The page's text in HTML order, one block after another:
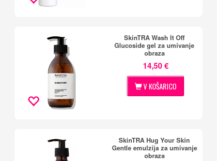
SkinTRA Wash It Off
Glucoside gel za umivanje
obraza
14,50 €
V KOŠARICO
SkinTRA Hug Your Skin
Gentle emulzija za umivanje
obraza